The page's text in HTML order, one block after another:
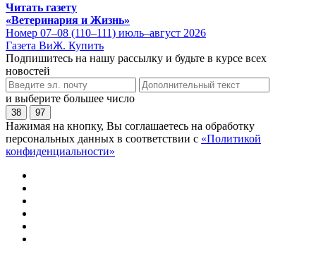
Читать газету
«Ветеринария и Жизнь»
Номер 07–08 (110–111) июль–август 2026
Газета ВиЖ. Купить
Подпишитесь на нашу рассылку и будьте в курсе всех
новостей
и выберите большее число
38 97
Нажимая на кнопку, Вы соглашаетесь на обработку
персональных данных в соответствии с «Политикой
конфиденциальности»